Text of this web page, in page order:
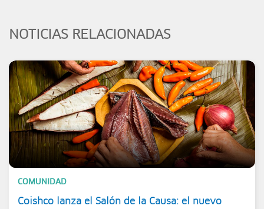
NOTICIAS RELACIONADAS
COMUNIDAD
Coishco lanza el Salón de la Causa: el nuevo